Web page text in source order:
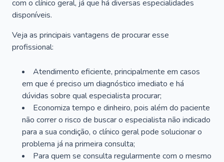
com o clínico geral, já que há diversas especialidades
disponíveis.
Veja as principais vantagens de procurar esse
profissional:
Atendimento eficiente, principalmente em casos
em que é preciso um diagnóstico imediato e há
dúvidas sobre qual especialista procurar;
Economiza tempo e dinheiro, pois além do paciente
não correr o risco de buscar o especialista não indicado
para a sua condição, o clínico geral pode solucionar o
problema já na primeira consulta;
Para quem se consulta regularmente com o mesmo